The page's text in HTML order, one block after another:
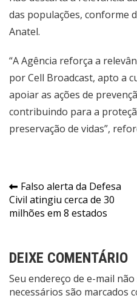
das populações, conforme
Anatel.
“A Agência reforça a
por Cell Broadcast, apto a
apoiar as ações de
contribuindo para a
preservação de vidas”,
Navegação
de
Falso alerta da Defesa
Civil atingiu cerca de 30
milhões em 8 estados
DEIXE COMENTÁRIO
Seu endereço de e-mail
necessários são marcados